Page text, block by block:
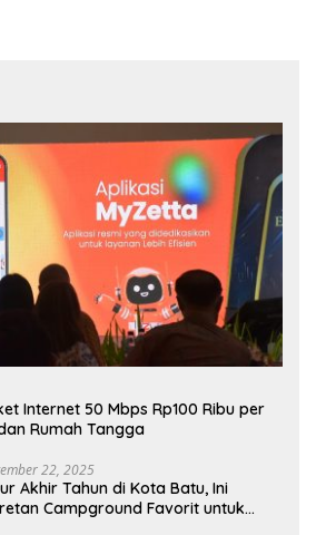
Internet 50 Mbps Rp100 Ribu per
Rumah Tangga
22, 2025
Akhir Tahun di Kota Batu, Ini
Campground Favorit untuk